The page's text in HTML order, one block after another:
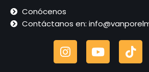
Conócenos
Contáctanos en: